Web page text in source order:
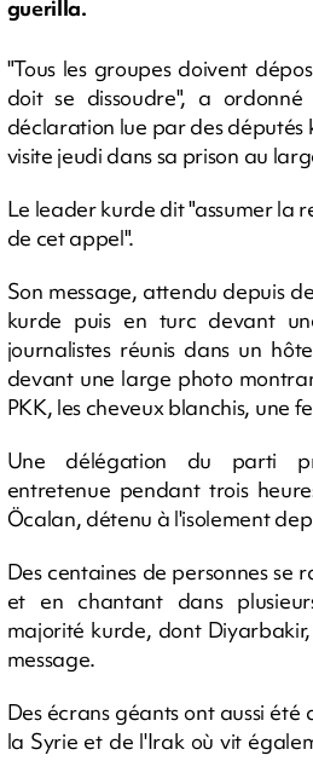
guerilla.
"Tous les groupes doivent
doit se dissoudre", a
déclaration lue par des députés
visite jeudi dans sa prison au
Le leader kurde dit "assumer la
de cet appel".
Son message, attendu depuis
kurde puis en turc devant
journalistes réunis dans un
devant une large photo
PKK, les cheveux blanchis, une
Une délégation du parti
entretenue pendant trois
Öcalan, détenu à l'isolement
Des centaines de personnes se
et en chantant dans
majorité kurde, dont
message.
Des écrans géants ont aussi été
la Syrie et de l'Irak où vit